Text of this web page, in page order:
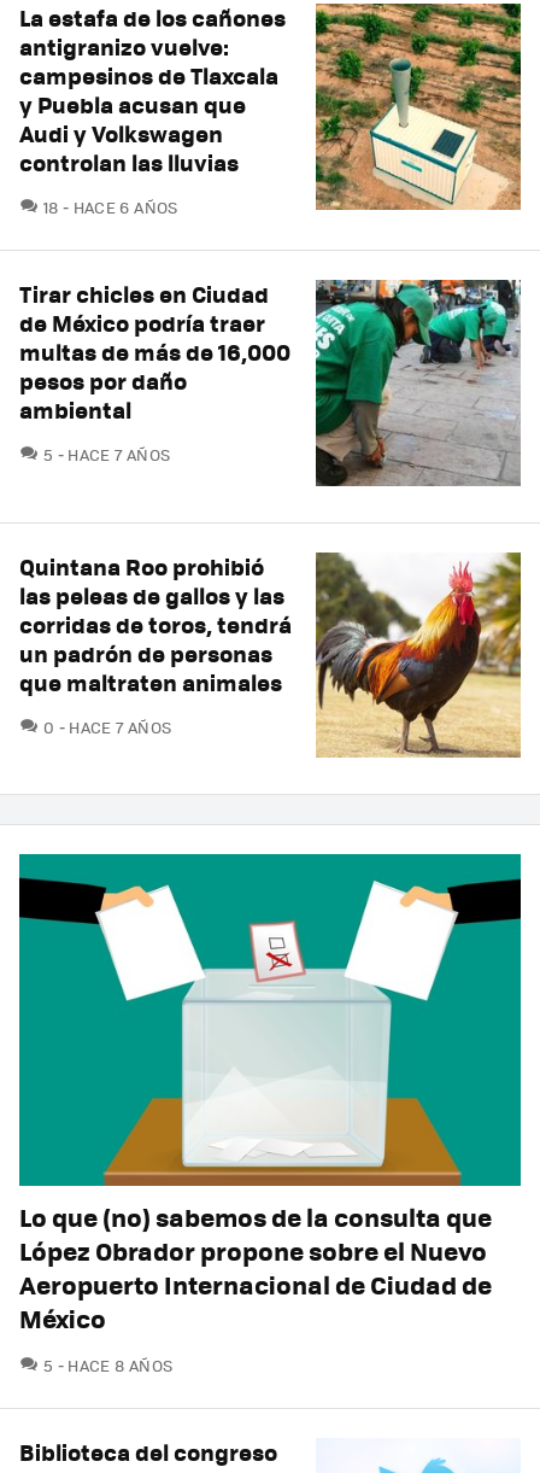
La estafa de los cañones
antigranizo vuelve:
campesinos de Tlaxcala
y Puebla acusan que
Audi y Volkswagen
controlan las lluvias
18 COMENTARIOS
HACE 6 AÑOS
Tirar chicles en Ciudad
de México podría traer
multas de más de 16,000
pesos por daño
ambiental
5 COMENTARIOS
HACE 7 AÑOS
Quintana Roo prohibió
las peleas de gallos y las
corridas de toros, tendrá
un padrón de personas
que maltraten animales
0 COMENTARIOS
HACE 7 AÑOS
Lo que (no) sabemos de la consulta que
López Obrador propone sobre el Nuevo
Aeropuerto Internacional de Ciudad de
México
5 COMENTARIOS
HACE 8 AÑOS
Biblioteca del congreso